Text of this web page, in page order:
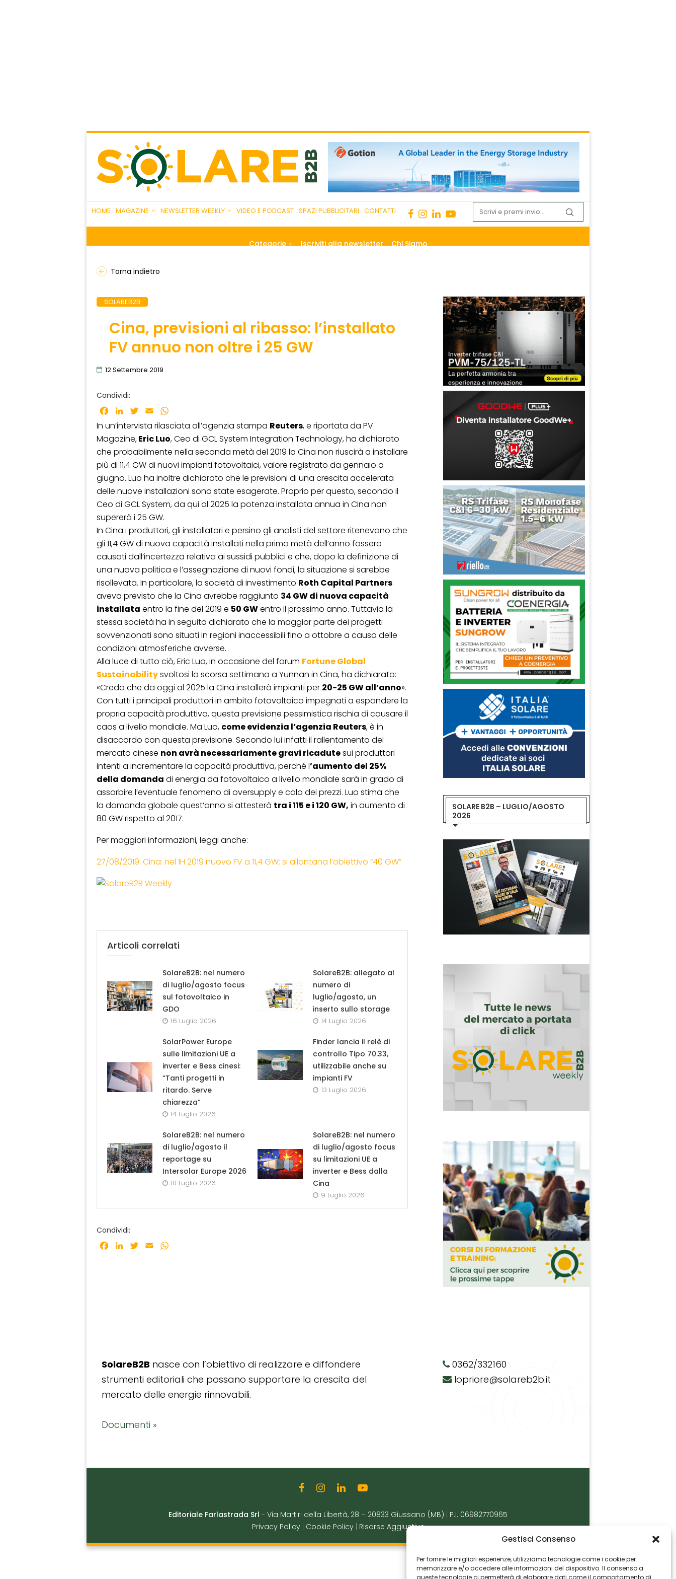
Gestisci Consenso
Per fornire le migliori esperienze, utilizziamo tecnologie come i cookie per
memorizzare e/o accedere alle informazioni del dispositivo. Il consenso a
queste tecnologie ci permetterà di elaborare dati come il comportamento di
HOME MAGAZINE NEWSLETTER WEEKLY VIDEO E PODCAST SPAZI PUBBLICITARI CONTATTI
Categorie Iscriviti alla newsletter Chi Siamo
Torna indietro
SOLAREB2B
Cina, previsioni al ribasso: l’installato
FV annuo non oltre i 25 GW
12 Settembre 2019
Condividi:
Facebook
LinkedInTwitter
Email
In un’intervista rilasciata all’agenzia stampa Reuters, e riportata da PV
Magazine,Eric Luo, Ceo di GCL System Integration Technology, ha dichiarato
che probabilmente nella seconda metà del 2019 la Cina non riuscirà a installare
più di 11,4 GW di nuovi impianti fotovoltaici, valore registrato da gennaio a
giugno. Luo ha inoltre dichiarato che le previsioni di una crescita accelerata
delle nuove installazioni sono state esagerate. Proprio per questo, secondo il
Ceo di GCL System, da qui al 2025 la potenza installata annua in Cina non
supererà i 25 GW.
In Cina i produttori, gli installatori e persino gli analisti del settore ritenevano che
gli 11,4 GW di nuova capacità installati nella prima metà dell’anno fossero
causati dall’incertezza relativa ai sussidi pubblici e che, dopo la definizione di
una nuova politica e l’assegnazione di nuovi fondi, la situazione si sarebbe
risollevata. In particolare, la società di investimento Roth Capital Partners
aveva previsto che la Cina avrebbe raggiunto 34 GW di nuova capacità
installata entro la fine del 2019 e 50 GWentro il prossimo anno. Tuttavia la
stessa società ha in seguito dichiarato che la maggior parte dei progetti
sovvenzionati sono situati in regioni inaccessibili fino a ottobre a causa delle
condizioni atmosferiche avverse.
Alla luce di tutto ciò, Eric Luo, in occasione del forum Fortune Global
Sustainabilitysvoltosi la scorsa settimana a Yunnan in Cina, ha dichiarato:
«Credo che da oggi al 2025 la Cina installerà impianti per 20-25 GW all’anno».
Con tutti i principali produttori in ambito fotovoltaico impegnati a espandere la
propria capacità produttiva, questa previsione pessimistica rischia di causare il
caos a livello mondiale. Ma Luo, come evidenzia l’agenzia Reuters, è in
disaccordo con questa previsione. Secondo lui infatti il rallentamento del
mercato cinese non avrà necessariamente gravi ricadutesui produttori
intenti a incrementare la capacità produttiva, perché l’aumento del 25%
della domanda di energia da fotovoltaico a livello mondiale sarà in grado di
assorbire l’eventuale fenomeno di oversupply e calo dei prezzi. Luo stima che
la domanda globale quest’anno si attesterà tra i 115 e i 120 GW, in aumento di
80 GW rispetto al 2017.
Per maggiori informazioni, leggi anche:
27/08/2019: Cina: nel 1H 2019 nuovo FV a 11,4 GW; si allontana l’obiettivo “40 GW”
Articoli correlati
SolareB2B: nel numero
di luglio/agosto focus
sul fotovoltaico in
GDO
16 Luglio 2026
SolareB2B: allegato al
numero di
luglio/agosto, un
inserto sullo storage
14 Luglio 2026
SolarPower Europe
sulle limitazioni UE a
inverter e Bess cinesi:
“Tanti progetti in
ritardo. Serve
chiarezza”
14 Luglio 2026
Finder lancia il relè di
controllo Tipo 70.33,
utilizzabile anche su
impianti FV
13 Luglio 2026
SolareB2B: nel numero
di luglio/agosto il
reportage su
Intersolar Europe 2026
10 Luglio 2026
SolareB2B: nel numero
di luglio/agosto focus
su limitazioni UE a
inverter e Bess dalla
Cina
9 Luglio 2026
Condividi:
Facebook
LinkedInTwitter
Email
SOLARE B2B – LUGLIO/AGOSTO
2026
SolareB2B nasce con l’obiettivo di realizzare e diffondere
strumenti editoriali che possano supportare la crescita del
mercato delle energie rinnovabili.
Documenti »
0362/332160
lopriore@solareb2b.it
Editoriale Farlastrada Srl - Via Martiri della Libertà, 28 – 20833 Giussano (MB)
P.I. 06982770965
Privacy Policy
Cookie Policy Risorse Aggiuntive